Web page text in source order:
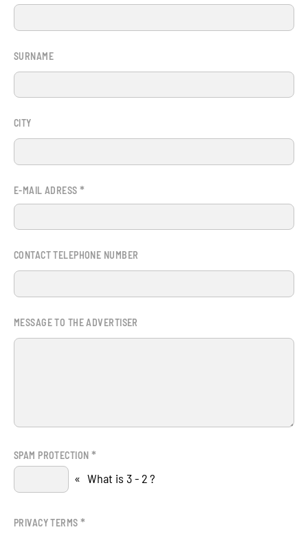
SURNAME
CITY
E-MAIL ADRESS*
CONTACT TELEPHONE NUMBER
MESSAGE TO THE ADVERTISER
SPAM PROTECTION *
« What is 3 - 2 ?
PRIVACY TERMS*